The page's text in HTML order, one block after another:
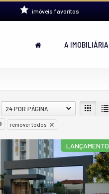
imóveis favoritos
A IMOBILIÁRIA
24 POR PÁGINA
remover todos
LANÇAMENTO